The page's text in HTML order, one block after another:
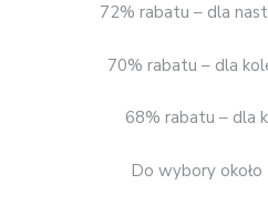
72% rabatu – dla
70% rabatu – dla
68% rabatu – dla
Do wybory